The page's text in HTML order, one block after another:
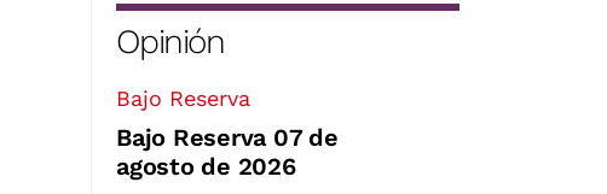
Opinión
Bajo Reserva
Bajo Reserva 07 de
agosto de 2026